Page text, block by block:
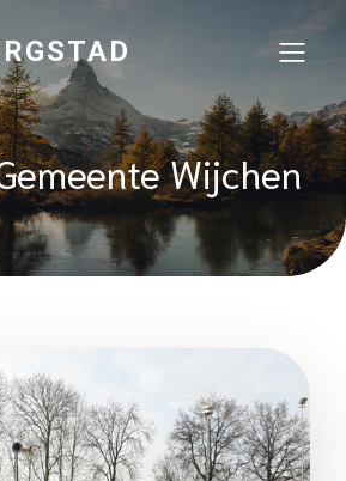
Wijchen